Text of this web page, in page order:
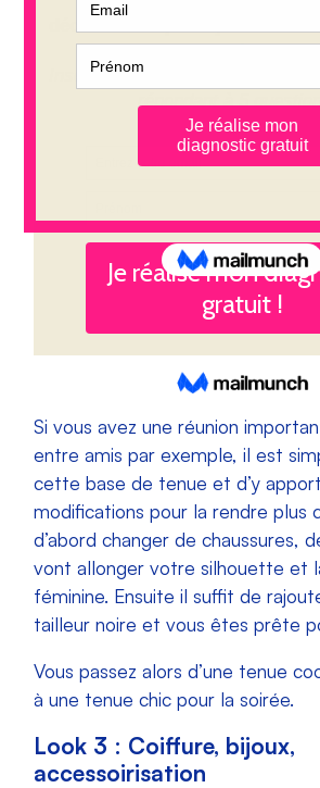
Si vous avez une réunion
entre amis par exemple, il est
cette base de tenue et d’y
modifications pour la rendre plus
d’abord changer de chaussures,
vont allonger votre silhouette et
féminine. Ensuite il suffit de
tailleur noire et vous êtes prête
Vous passez alors d’une tenue
à une tenue chic pour la soirée.
Look 3 : Coiffure, bijoux,
accessoirisation